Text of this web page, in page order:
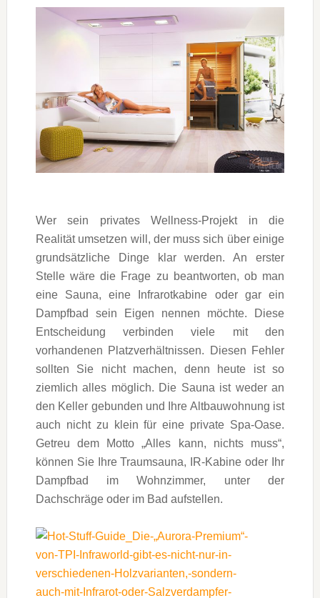
Wer sein privates Wellness-Projekt in die
Realität umsetzen will, der muss sich über einige
grundsätzliche Dinge klar werden. An erster
Stelle wäre die Frage zu beantworten, ob man
eine Sauna, eine Infrarotkabine oder gar ein
Dampfbad sein Eigen nennen möchte. Diese
Entscheidung verbinden viele mit den
vorhandenen Platzverhältnissen. Diesen Fehler
sollten Sie nicht machen, denn heute ist so
ziemlich alles möglich. Die Sauna ist weder an
den Keller gebunden und Ihre Altbauwohnung ist
auch nicht zu klein für eine private Spa-Oase.
Getreu dem Motto „Alles kann, nichts muss“,
können Sie Ihre Traumsauna, IR-Kabine oder Ihr
Dampfbad im Wohnzimmer, unter der
Dachschräge oder im Bad aufstellen.